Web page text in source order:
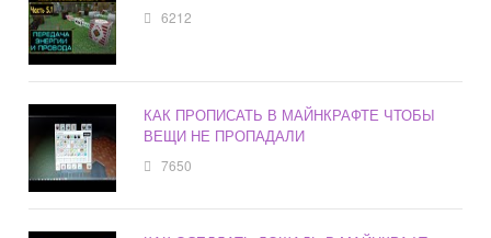
6212
КАК ПРОПИСАТЬ В МАЙНКРАФТЕ ЧТОБЫ
ВЕЩИ НЕ ПРОПАДАЛИ
7650